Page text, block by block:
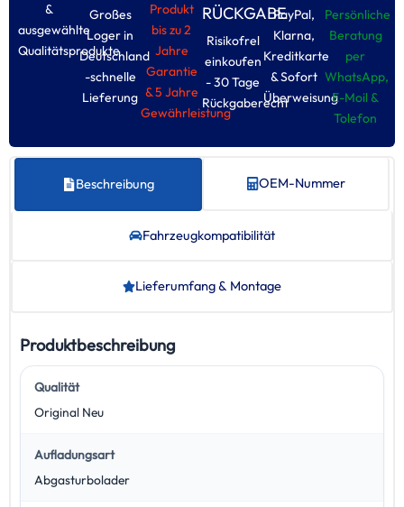
&
ausgewählte
Qualitätsprodukte
Großes
Loger in
Deutschland
-schnelle
Lieferung
Produkt
bis zu 2
Jahre
Garantie
& 5 Jahre
Gewährleistung
RÜCKGABE
Risikofrel
einkoufen
- 30 Tage
Rückgaberecht
PayPal,
Klarna,
Kreditkarte
& Sofort
Überweisung
Persönliche
Beratung
per
WhatsApp,
E-Moil &
Tolefon
Beschreibung OEM-Nummer
Fahrzeug­kompatibilität
Lieferumfang & Montage
Produktbeschreibung
Qualität
Original Neu
Aufladungsart
Abgasturbolader